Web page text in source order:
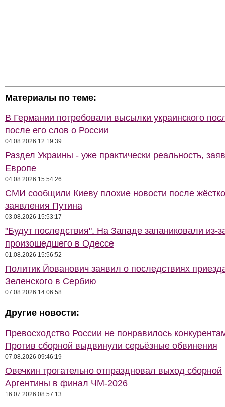
Материалы по теме:
В Германии потребовали высылки украинского
после его слов о России
04.08.2026 12:19:39
Раздел Украины - уже практически реальность,
Европе
04.08.2026 15:54:26
СМИ сообщили Киеву плохие новости после
заявления Путина
03.08.2026 15:53:17
"Будут последствия". На Западе запаниковали из-
произошедшего в Одессе
01.08.2026 15:56:52
Политик Йованович заявил о последствиях
Зеленского в Сербию
07.08.2026 14:06:58
Другие новости:
Превосходство России не понравилось
Против сборной выдвинули серьёзные обвинения
07.08.2026 09:46:19
Овечкин трогательно отпраздновал выход сборной
Аргентины в финал ЧМ-2026
16.07.2026 08:57:13